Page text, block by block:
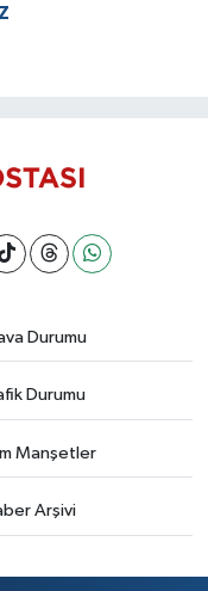
Durumu
Durumu
Manşetler
Arşivi